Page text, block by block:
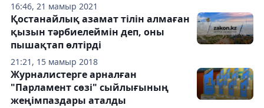
16:46, 21 мамыр 2021
21:21, 15 мамыр 2018
Қостанайлық азамат тілін алмаған
қызын тәрбиелеймін деп, оны
пышақтап өлтірді
Журналистерге арналған
"Парламент сөзі" сыйлығының
жеңімпаздары аталды